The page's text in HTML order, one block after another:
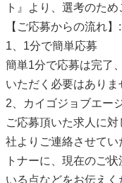
ト』より、選考のため
【ご応募からの流れ】:
1、1分で簡単応募
簡単1分で応募は完了
いただく必要はありま
2、カイゴジョブエー
ご応募頂いた求人に
社よりご連絡させて
トナーに、現在のご
いる点などをお伝えく